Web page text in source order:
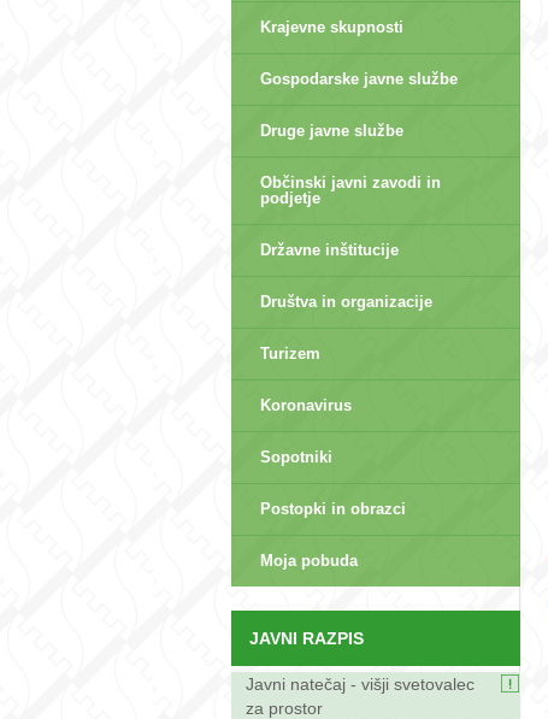
Krajevne skupnosti
Gospodarske javne službe
Druge javne službe
Občinski javni zavodi in
podjetje
Državne inštitucije
Društva in organizacije
Turizem
Koronavirus
Sopotniki
Postopki in obrazci
Moja pobuda
JAVNI RAZPIS
Javni natečaj - višji svetovalec
za prostor